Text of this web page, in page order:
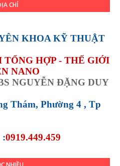
CHỈ
KHOA KỸ THUẬT
HỢP - THẾ GIỚI
NANO
NGUYỄN ĐẶNG DUY
Thám, Phường 4 , Tp
:0919.449.459